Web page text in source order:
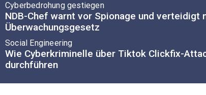
Cyberbedrohung gestiegen
NDB-Chef warnt vor Spionage und verteidigt
Überwachungsgesetz
Social Engineering
Wie Cyberkriminelle über Tiktok Clickfix-
durchführen